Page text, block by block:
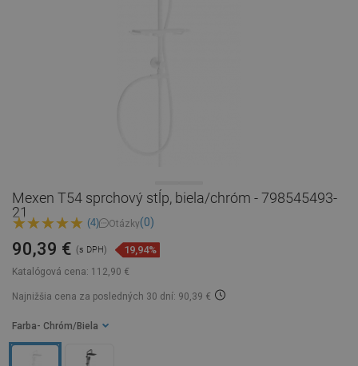
Mexen T54 sprchový stĺp, biela/chróm - 798545493-
21
(4) Otázky(0)
Katalógová cena: 112,90 €
90,39 € (s DPH) 19,94%
Najnižšia cena za posledných 30 dní: 90,39 €
Farba - Chróm/Biela